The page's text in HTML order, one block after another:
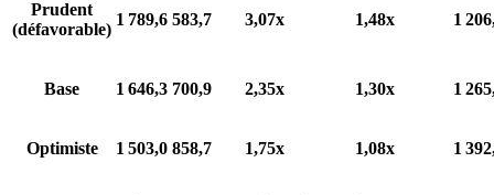
Prudent
(défavorable)
1 789,6 583,7 3,07x 1,48x 1
Base 1 646,3 700,9 2,35x 1,30x 1
Optimiste 1 503,0 858,7 1,75x 1,08x 1